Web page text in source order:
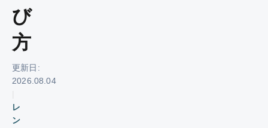
び
方
更新日:
2026.08.04
レ
ン